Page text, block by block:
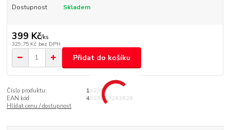
Dostupnost Skladem
399 Kč/ks
329,75 Kč bez DPH
Přidat do košíku
Číslo produktu:
14235
EAN kód:
4018653293829
Hlídat cenu / dostupnost